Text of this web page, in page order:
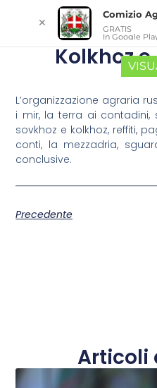
Kolkhoz
L’organizzazione agraria
i mir, la terra ai contadini,
sovkhoz e kolkhoz, reffiti,
conti, la mezzadria,
conclusive.
Precedente
Articoli
✕
Comizio
GRATIS
In Google